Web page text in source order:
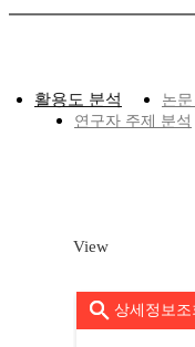
활용도 분석
논
연구자 주제 분석
View
상세정보조